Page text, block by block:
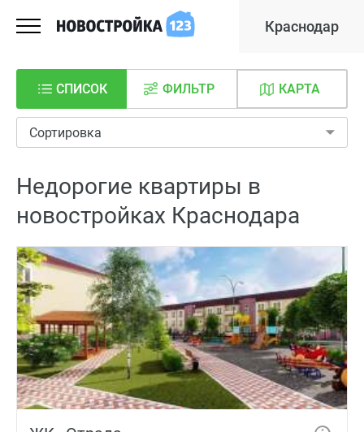
Краснодар
СПИСОК КАРТА
ФИЛЬТР
Сортировка
Недорогие квартиры в
новостройках Краснодара